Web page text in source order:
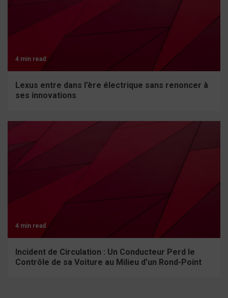
4 min read
Lexus entre dans l’ère électrique sans renoncer à
ses innovations
4 min read
Incident de Circulation : Un Conducteur Perd le
Contrôle de sa Voiture au Milieu d’un Rond-Point